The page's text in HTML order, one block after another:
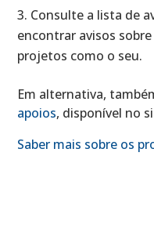
Consulte a lista de
encontrar avisos
projetos como o seu.
Em alternativa,
apoios, disponível no
Saber mais sobre os